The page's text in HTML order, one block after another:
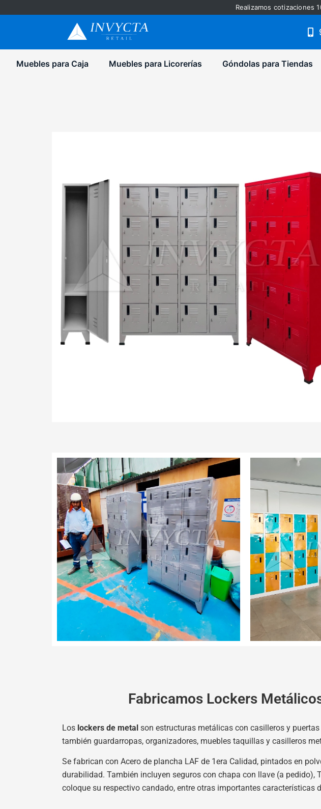
Realizamos
Muebles para Caja Muebles para Licorerías Góndolas para Tiendas
Fabricamos Lockers
Los lockers de metal son estructuras metálicas con casilleros y
también guardarropas, organizadores, muebles taquillas y casilleros
Se fabrican con Acero de plancha LAF de 1era Calidad, pintados en
durabilidad. También incluyen seguros con chapa con llave (a
coloque su respectivo candado, entre otras importantes características